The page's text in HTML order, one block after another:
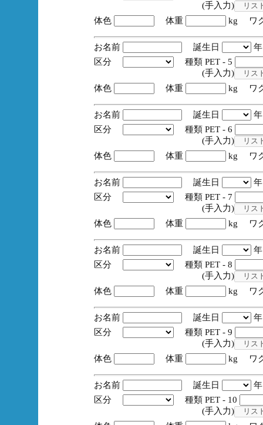
(手入力)
体色
体重 kg ワ
お名前 誕生日
区分
種類 PET - 5
(手入力)
体色
体重 kg ワ
お名前 誕生日
区分
種類 PET - 6
(手入力)
体色
体重 kg ワ
お名前 誕生日
区分
種類 PET - 7
(手入力)
体色
体重 kg ワ
お名前 誕生日
区分
種類 PET - 8
(手入力)
体色
体重 kg ワ
お名前 誕生日
区分
種類 PET - 9
(手入力)
体色
体重 kg ワ
お名前 誕生日
区分
種類 PET - 10
(手入力)